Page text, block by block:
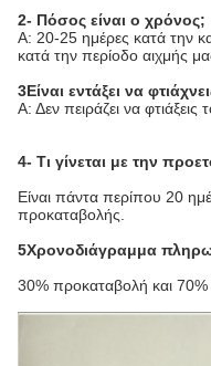
2- Πόσος είναι ο χρόνος;
Α: 20-25 ημέρες κατά την
κατά την περίοδο αιχμής
3Είναι εντάξει να
Α: Δεν πειράζει να
4- Τι γίνεται με την
Είναι πάντα περίπου 20
προκαταβολής.
5Χρονοδιάγραμμα
30% προκαταβολή και 70%